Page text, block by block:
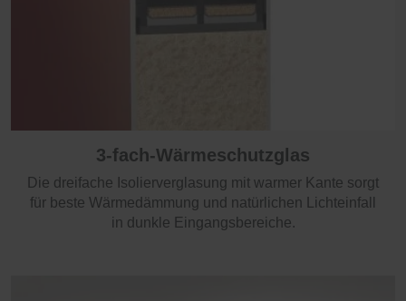
3-fach-Wärmeschutzglas
Die dreifache Isolierverglasung mit warmer Kante sorgt
für beste Wärmedämmung und natürlichen Lichteinfall
in dunkle Eingangsbereiche.